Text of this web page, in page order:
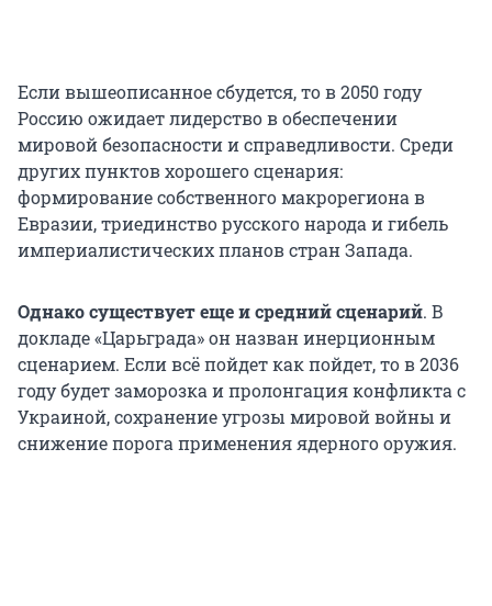
Если вышеописанное сбудется, то в 2050 году
Россию ожидает лидерство в обеспечении
мировой безопасности и справедливости. Среди
других пунктов хорошего сценария:
формирование собственного макрорегиона в
Евразии, триединство русского народа и гибель
империалистических планов стран Запада.
Однако существует еще и средний сценарий. В
докладе «Царьграда» он назван инерционным
сценарием. Если всё пойдет как пойдет, то в 2036
году будет заморозка и пролонгация конфликта с
Украиной, сохранение угрозы мировой войны и
снижение порога применения ядерного оружия.